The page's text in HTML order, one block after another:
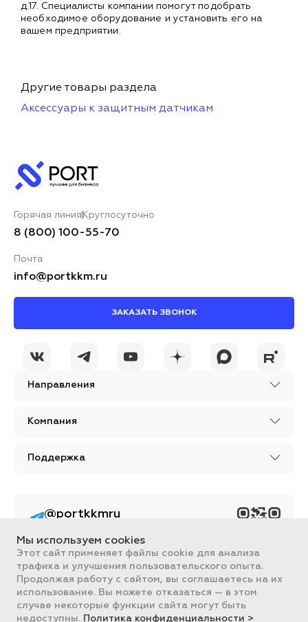
д.17. Специалисты компании помогут подобрать
необходимое оборудование и установить его на
вашем предприятии.
Другие товары раздела
Аксессуары к защитным датчикам
Направления
Компания
Поддержка
Горячая линия Круглосуточно
8 (800) 100-55-70
Почта
info@portkkm.ru
ЗАКАЗАТЬ ЗВОНОК
Вся информация, размещенная на сайте, носит ознакомительный
характер и не является публичной офертой, определяемой
положениями Статьи 437 ГК РФ.
Все цены на сайте указаны с НДС. ООО "ПОРТ" ИНН 2461018892,
ОГРН 1022401953496
@portkkmru
контент PORT - бизнес
портал
Мы используем cookies
Этот сайт применяет файлы cookie для анализа
трафика и улучшения пользовательского опыта.
Продолжая работу с сайтом, вы соглашаетесь на их
использование. Вы можете отказаться — в этом
случае некоторые функции сайта могут быть
недоступны. Политика конфиденциальности >